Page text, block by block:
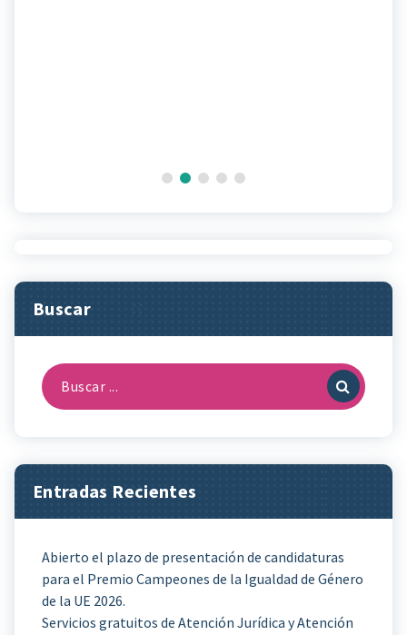
Buscar
Buscar:
Entradas Recientes
Abierto el plazo de presentación de candidaturas
para el Premio Campeones de la Igualdad de Género
de la UE 2026.
Servicios gratuitos de Atención Jurídica y Atención